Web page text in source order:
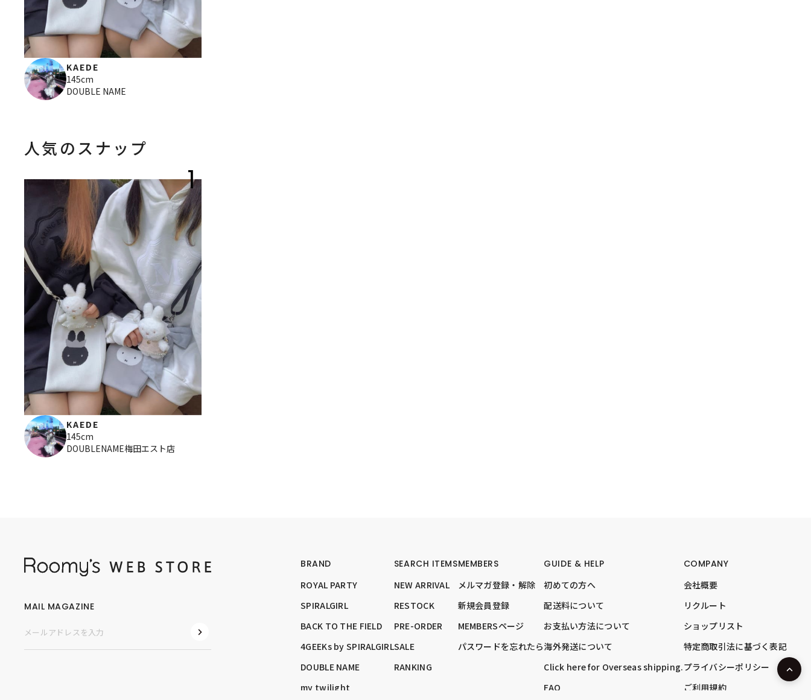
KAEDE
145cm
DOUBLE NAME
人気のスナップ
1
KAEDE
145cm
DOUBLENAME梅田エスト店
BRAND
ROYAL PARTY
SPIRALGIRL
BACK TO THE FIELD
4GEEKs by SPIRALGIRL
DOUBLE NAME
my twilight
SEARCH ITEMS
NEW ARRIVAL
RESTOCK
PRE-ORDER
SALE
RANKING
MEMBERS
メルマガ登録・解除
新規会員登録
MEMBERSページ
パスワードを忘れたら
GUIDE & HELP
初めての方へ
配送料について
お支払い方法について
海外発送について
Click here for Overseas shipping.
FAQ
COMPANY
会社概要
リクルート
ショップリスト
特定商取引法に基づく表記
プライバシーポリシー
ご利用規約
MAIL MAGAZINE